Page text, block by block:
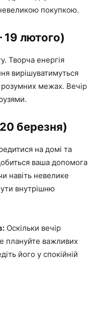
покупкою.
19 лютого)
Творча енергія
вирішуватимуться
розумних межах. Вечір
березня)
на домі та
ваша допомога
навіть невелике
внутрішню
Оскільки вечір
плануйте важливих
його у спокійній